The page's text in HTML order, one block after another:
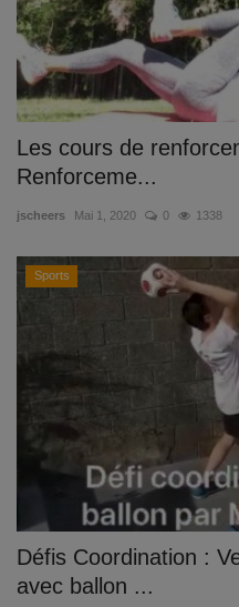
Contacts
Les cours de
Renforceme...
jscheers Mai 1, 2020 0 1338
Sports
Défis Coordination :
avec ballon ...